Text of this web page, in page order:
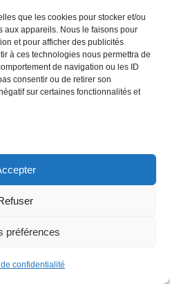
que les cookies pour stocker et/ou
aux appareils. Nous le faisons pour
et pour afficher des publicités
à ces technologies nous permettra de
de navigation ou les ID
consentir ou de retirer son
sur certaines fonctionnalités et
préférences
confidentialité
Lire + d'infos éco